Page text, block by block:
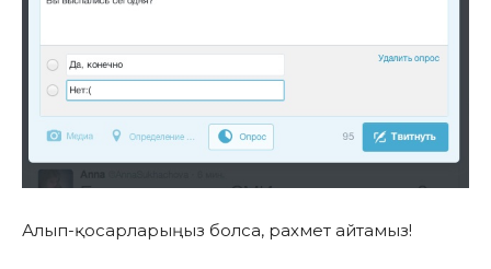
Алып-қосарларыңыз болса, рахмет айтамыз!